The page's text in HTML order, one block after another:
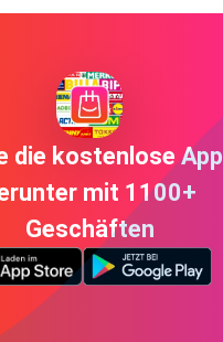
die kostenlose App
mit 1100+
Geschäften